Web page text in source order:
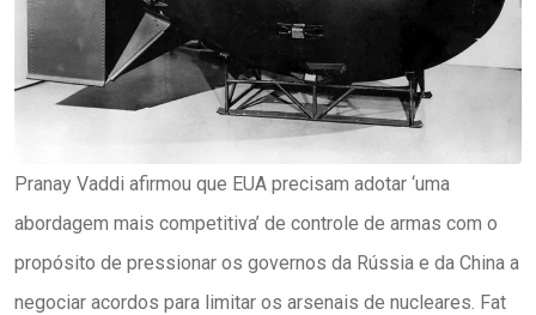
Pranay Vaddi afirmou que EUA precisam adotar ‘uma
abordagem mais competitiva’ de controle de armas com o
propósito de pressionar os governos da Rússia e da China a
negociar acordos para limitar os arsenais de nucleares. Fat